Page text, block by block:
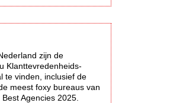
zijn de
Klanttevredenheids-
te vinden, inclusief de
meest foxy bureaus van
Agencies 2025.